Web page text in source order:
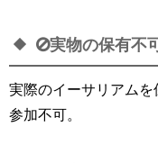
実物の保有不可
実際のイーサリアム
参加不可。